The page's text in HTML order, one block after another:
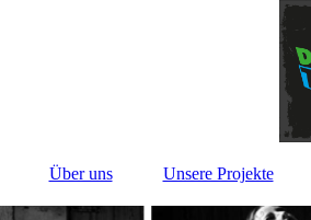
Über uns Unsere Projekte